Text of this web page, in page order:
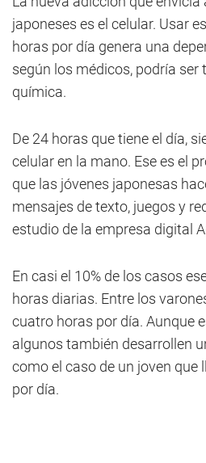
japoneses es el celular. Usar
horas por día genera una
según los médicos, podría
química.
De 24 horas que tiene el día,
celular en la mano. Ese es el
que las jóvenes japonesas
mensajes de texto, juegos y
estudio de la empresa digital
En casi el 10% de los casos
horas diarias. Entre los
cuatro horas por día. Aunque
algunos también desarrollen
como el caso de un joven que
por día.